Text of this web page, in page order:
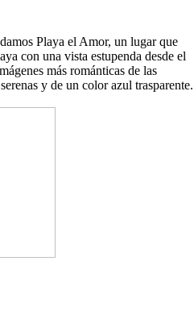
Playa el Amor, un lugar que
con una vista estupenda desde el
más románticas de las
y de un color azul trasparente.